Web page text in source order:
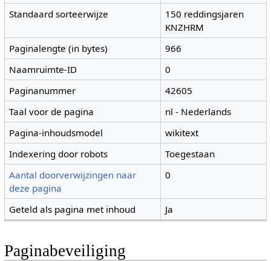
Standaard sorteerwijze
150 reddingsjaren
KNZHRM
Paginalengte (in bytes)
966
Naamruimte-ID
0
Paginanummer
42605
Taal voor de pagina
nl - Nederlands
Pagina-inhoudsmodel
wikitext
Indexering door robots
Toegestaan
Aantal doorverwijzingen naar
deze pagina
0
Geteld als pagina met inhoud Ja
Paginabeveiliging